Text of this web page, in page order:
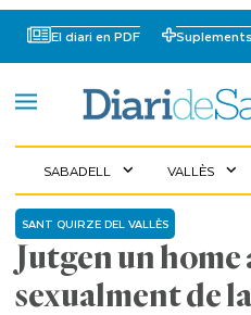
El diari en PDF
SABADELL expand_more VALLÈS expand_more
Jutgen un
sexualment de
SANT QUIRZE DEL VALLÈS